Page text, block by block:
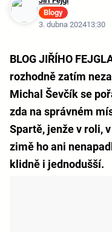
Blogy
3. dubna 202413:30
BLOG JIŘÍHO
rozhodně zatím
Michal Ševčík se
zda na správném
Spartě, jenže v roli,
zimě ho ani
klidně i jednodušší.